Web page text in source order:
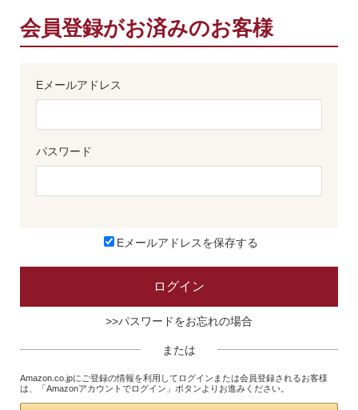
会員登録がお済みのお客様
Eメールアドレス
パスワード
Eメールアドレスを保存する
>>パスワードをお忘れの場合
または
Amazon.co.jpにご登録の情報を利用してログインまたは会員登録されるお客様
は、「Amazonアカウントでログイン」ボタンよりお進みください。